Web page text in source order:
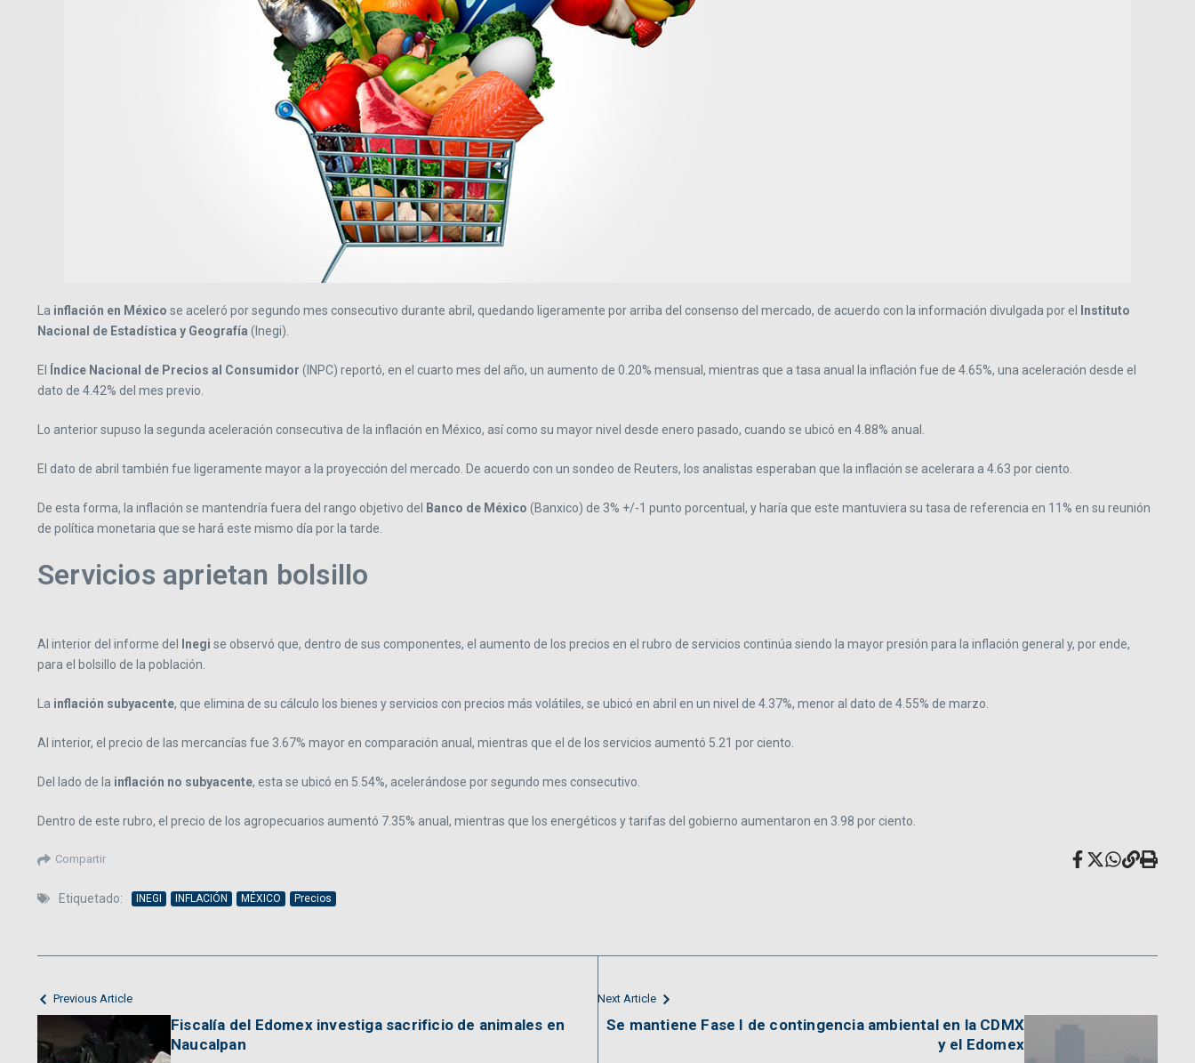
La inflación en México se aceleró por segundo mes consecutivo durante abril, quedando ligeramente por arriba del consenso del mercado, de acuerdo con la información divulgada por el
Instituto
Nacional de Estadística y Geografía (Inegi).
El Índice Nacional de Precios al Consumidor (INPC) reportó, en el cuarto mes del año, un aumento de 0.20% mensual, mientras que a tasa anual la inflación fue de 4.65%, una aceleración desde el
dato de 4.42% del mes previo.
Lo anterior supuso la segunda aceleración consecutiva de la inflación en México, así como su mayor nivel desde enero pasado, cuando se ubicó en 4.88% anual.
El dato de abril también fue ligeramente mayor a la proyección del mercado. De acuerdo con un sondeo de Reuters, los analistas esperaban que la inflación se acelerara a 4.63 por ciento.
De esta forma, la inflación se mantendría fuera del rango objetivo del Banco de México (Banxico) de 3% +/-1 punto porcentual, y haría que este mantuviera su tasa de referencia en 11% en su reunión
de política monetaria que se hará este mismo día por la tarde.
Servicios aprietan bolsillo
Al interior del informe del Inegi se observó que, dentro de sus componentes, el aumento de los precios en el rubro de servicios continúa siendo la mayor presión para la inflación general y, por ende,
para el bolsillo de la población.
La inflación subyacente, que elimina de su cálculo los bienes y servicios con precios más volátiles, se ubicó en abril en un nivel de 4.37%, menor al dato de 4.55% de marzo.
Al interior, el precio de las mercancías fue 3.67% mayor en comparación anual, mientras que el de los servicios aumentó 5.21 por ciento.
Del lado de la inflación no subyacente, esta se ubicó en 5.54%, acelerándose por segundo mes consecutivo.
Dentro de este rubro, el precio de los agropecuarios aumentó 7.35% anual, mientras que los energéticos y tarifas del gobierno aumentaron en 3.98 por ciento.
Compartir
Etiquetado: INEGI INFLACIÓN MÉXICO Precios
Previous Article
Fiscalía del Edomex investiga sacrificio de animales en
Naucalpan
Next Article
Se mantiene Fase I de contingencia ambiental en la CDMX
y el Edomex